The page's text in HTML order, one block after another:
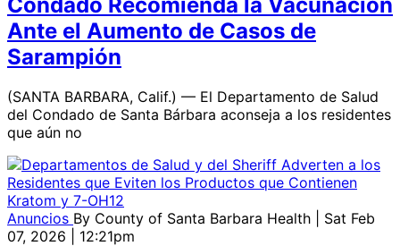
Ante el Aumento de Casos de
Sarampión
(SANTA BARBARA, Calif.) — El Departamento de Salud
del Condado de Santa Bárbara aconseja a los residentes
que aún no
Anuncios By County of Santa Barbara Health
| Sat Feb
07, 2026 | 12:21pm